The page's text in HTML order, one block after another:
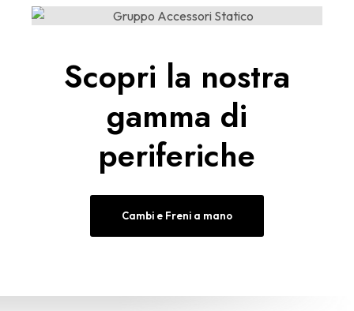
Scopri la nostra
gamma di
periferiche
Cambi e Freni a mano